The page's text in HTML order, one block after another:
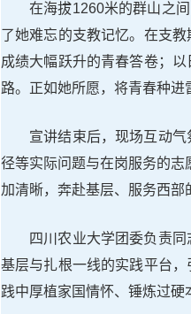
在海拔1260米的群山之
了她难忘的支教记忆。在支
成绩大幅跃升的青春答卷；
路。正如她所愿，将青春种进
宣讲结束后，现场互动
径等实际问题与在岗服务的志
加清晰，奔赴基层、服务西部
四川农业大学团委负责
基层与扎根一线的实践平台
践中厚植家国情怀、锤炼过硬